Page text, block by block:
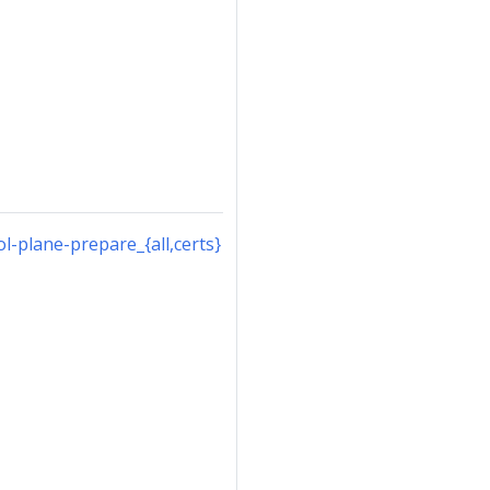
plane-prepare_{all,certs}